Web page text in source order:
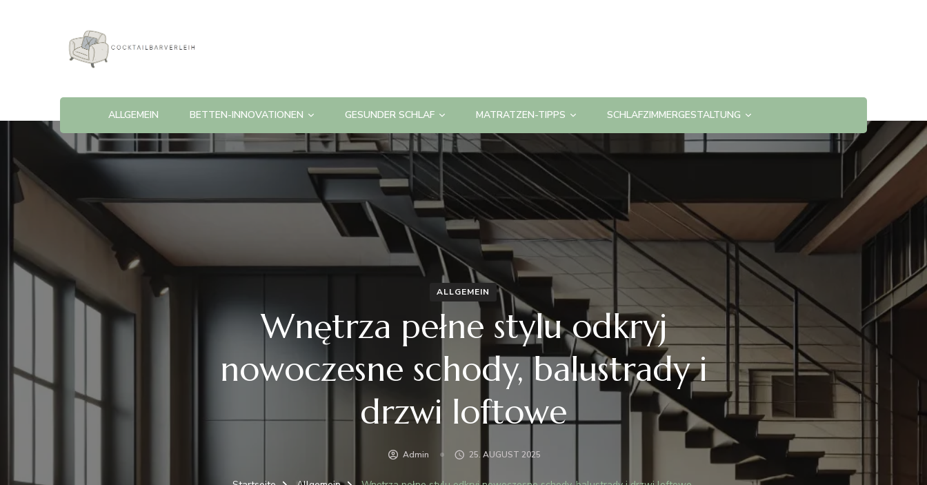
Cocktailbarverleih
ALLGEMEIN BETTEN-INNOVATIONEN GESUNDER SCHLAF MATRATZEN-TIPPS SCHLAFZIMMERGESTALTUNG
ALLGEMEIN
Wnętrza pełne stylu odkryj
nowoczesne schody, balustrady i
drzwi loftowe
Admin 25. AUGUST 2025